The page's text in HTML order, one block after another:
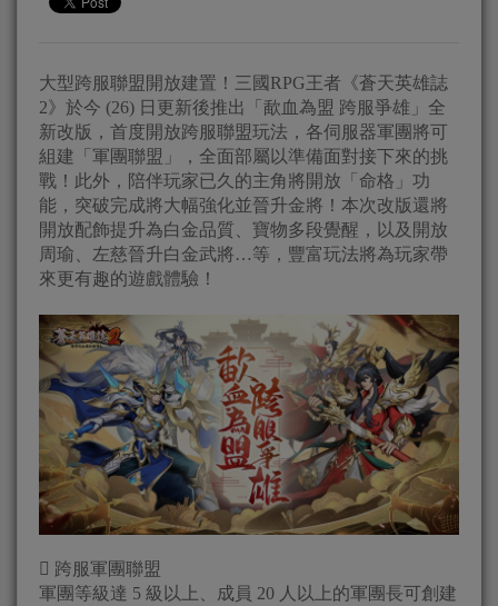
大型跨服聯盟開放建置！三國RPG王者《蒼天英雄誌
2》於今 (26) 日更新後推出「歃血為盟 跨服爭雄」全
新改版，首度開放跨服聯盟玩法，各伺服器軍團將可
組建「軍團聯盟」，全面部屬以準備面對接下來的挑
戰！此外，陪伴玩家已久的主角將開放「命格」功
能，突破完成將大幅強化並晉升金將！本次改版還將
開放配飾提升為白金品質、寶物多段覺醒，以及開放
周瑜、左慈晉升白金武將…等，豐富玩法將為玩家帶
來更有趣的遊戲體驗！
 跨服軍團聯盟
軍團等級達 5 級以上、成員 20 人以上的軍團長可創建